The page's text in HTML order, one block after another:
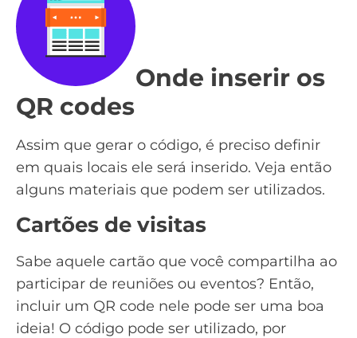
Onde inserir os
QR codes
Assim que gerar o código, é preciso definir
em quais locais ele será inserido. Veja então
alguns materiais que podem ser utilizados.
Cartões de visitas
Sabe aquele cartão que você compartilha ao
participar de reuniões ou eventos? Então,
incluir um QR code nele pode ser uma boa
ideia! O código pode ser utilizado, por